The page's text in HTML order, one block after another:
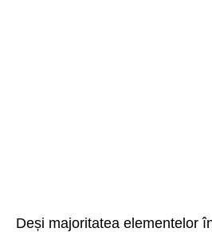
Deși majoritatea elementelor